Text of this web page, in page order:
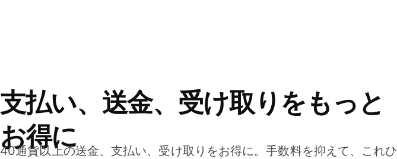
支払い、送金、受け取りをもっと
お得に
40通貨以上の送金、支払い、受け取りをお得に。手数料を抑えて、これひ